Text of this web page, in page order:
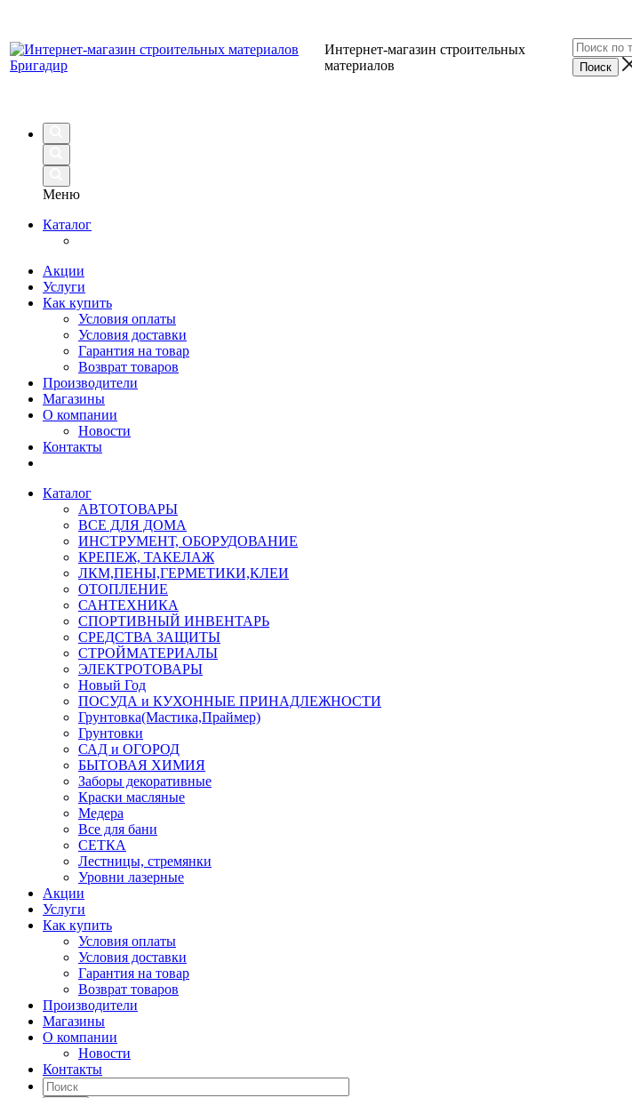
Интернет-магазин строительных
материалов
Меню
Каталог
Акции
Услуги
Как купить
Условия оплаты
Условия доставки
Гарантия на товар
Возврат товаров
Производители
Магазины
О компании
Новости
Контакты
Каталог
АВТОТОВАРЫ
ВСЕ ДЛЯ ДОМА
ИНСТРУМЕНТ, ОБОРУДОВАНИЕ
КРЕПЕЖ, ТАКЕЛАЖ
ЛКМ,ПЕНЫ,ГЕРМЕТИКИ,КЛЕИ
ОТОПЛЕНИЕ
САНТЕХНИКА
СПОРТИВНЫЙ ИНВЕНТАРЬ
СРЕДСТВА ЗАЩИТЫ
СТРОЙМАТЕРИАЛЫ
ЭЛЕКТРОТОВАРЫ
Новый Год
ПОСУДА и КУХОННЫЕ ПРИНАДЛЕЖНОСТИ
Грунтовка(Мастика,Праймер)
Грунтовки
САД и ОГОРОД
БЫТОВАЯ ХИМИЯ
Заборы декоративные
Краски масляные
Медера
Все для бани
СЕТКА
Лестницы, стремянки
Уровни лазерные
Акции
Услуги
Как купить
Условия оплаты
Условия доставки
Гарантия на товар
Возврат товаров
Производители
Магазины
О компании
Новости
Контакты